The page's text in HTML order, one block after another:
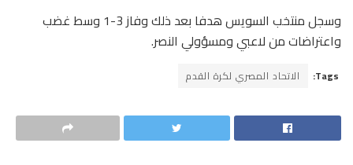
وسجل منتخب السويس هدفا بعد ذلك وفاز 3-1 وسط غضب
واعتراضات من لاعبي ومسؤولي النصر.
Tags: الاتحاد المصري لكرة القدم